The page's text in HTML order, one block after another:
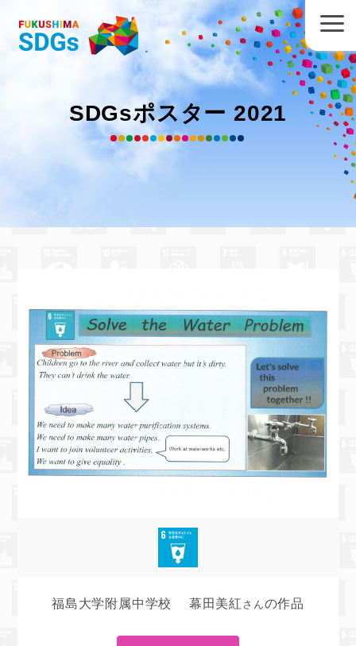
SDGsポスター 2021
の作品
福島大学附属中学校 幕田美紅 さんの作品